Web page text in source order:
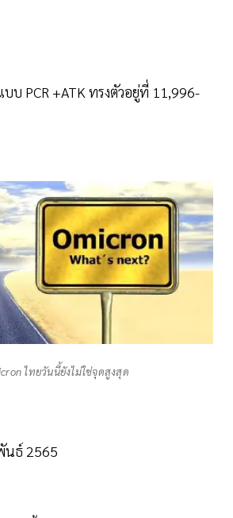
บ PCR +ATK ทรงตัวอยู่ที่ 11,996-
ไทยวันนี้ยังไม่ใช่จุดสูงสุด
นธ์ 2565